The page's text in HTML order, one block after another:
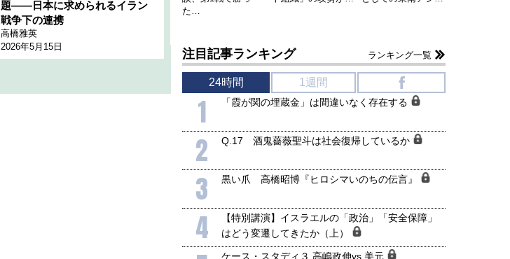
題――日本に求められるイラン
戦争下の連携
高橋雅英
2026年5月15日
全保障協力の意味
千々和泰明
行き着くリスク
た…
注目記事ランキング ランキング一覧
24時間 1週間
1 「霞が関の埋蔵金」は間違いなく存在する
2 Q.17 酒鬼薔薇聖斗は社会復帰しているか
3 黒い爪 高橋昭博『ヒロシマいのちの伝言』
4
【特別講演】イスラエルの「政治」「安全保障」
はどう変遷してきたか（上）
ケース・スタディ３ 高嶋政伸vs.美元